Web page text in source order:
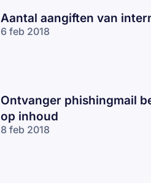
Aantal aangiften van
6 feb 2018
Ontvanger phishingmail
op inhoud
8 feb 2018